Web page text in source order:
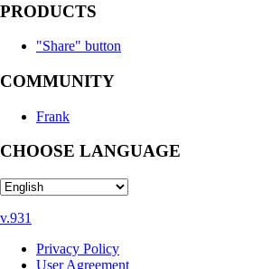
PRODUCTS
"Share" button
COMMUNITY
Frank
CHOOSE LANGUAGE
v.931
Privacy Policy
User Agreement